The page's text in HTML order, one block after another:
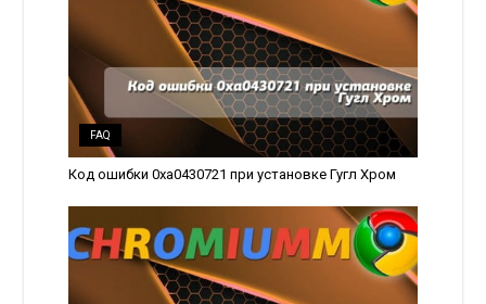
FAQ
Код ошибки 0xa0430721 при установке Гугл Хром